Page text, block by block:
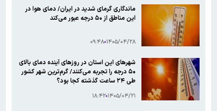
ستاره پرسپولیس به پیکان پیوست
نماینده مجلس: عاملان جنایات جنگی و کسانی که زیرساخت‌، رهبر و مردم
را هدف قرار دادند مجازات می کنیم
ماندگاری گرمای شدید در ایران/ دمای هوا در
این مناطق از ۵۰ درجه عبور می‌کند
۱۴۰۵/۰۴/۲۸ ۰۹:۴۸
شهرهای این استان در روزهای آینده دمای بالای
۵۰ درجه را تجربه می‌کنند/ گرم‌ترین شهر کشور
طی ۲۴ ساعت گذشته کجا بود؟
۱۴۰۵/۰۴/۲۱ ۱۸:۴۲